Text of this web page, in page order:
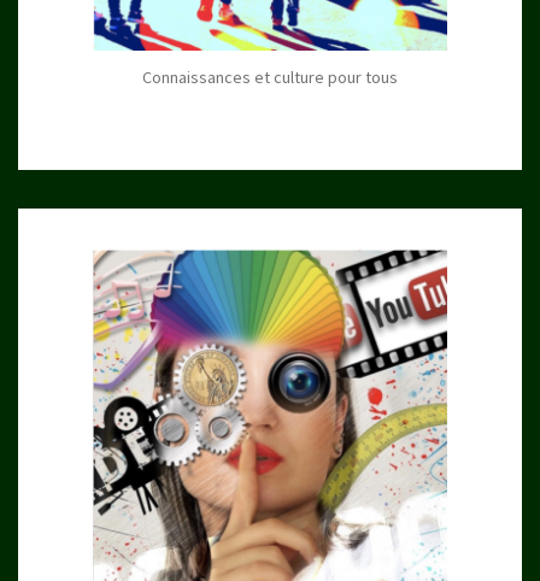
Connaissances et culture pour tous